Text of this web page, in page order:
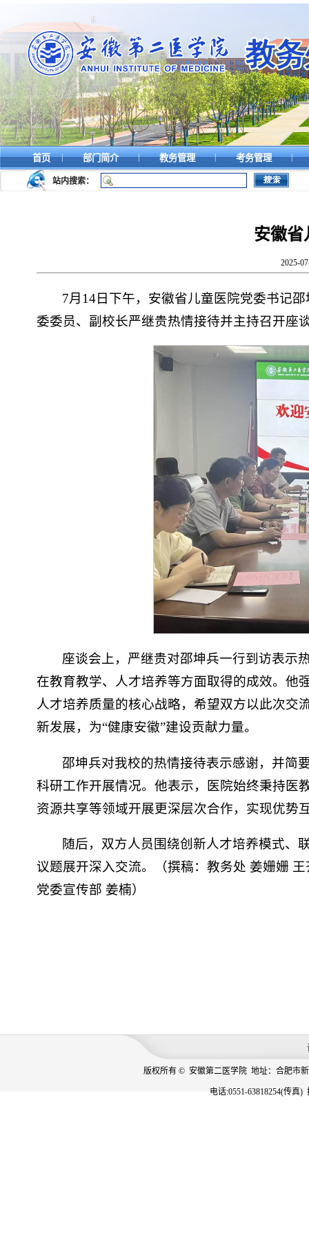
首页 | 部门简介 | 教务管理 | 考务管理 |
站内搜索：
安徽省
2025-
7月14日下午，安徽省儿童医院党委书记
委委员、副校长严继贵热情接待并主持召开座
座谈会上，严继贵对邵坤兵一行到访表示
在教育教学、人才培养等方面取得的成效。他
人才培养质量的核心战略，希望双方以此次交
新发展，为“健康安徽”建设贡献力量。
邵坤兵对我校的热情接待表示感谢，并简
科研工作开展情况。他表示，医院始终秉持医
资源共享等领域开展更深层次合作，实现优势
随后，双方人员围绕创新人才培养模式、
议题展开深入交流。（撰稿：教务处 姜姗姗
党委宣传部 姜楠）
版权所有 © 安徽第二医学院 地址：合肥市
电话:0551-63818254(传真)